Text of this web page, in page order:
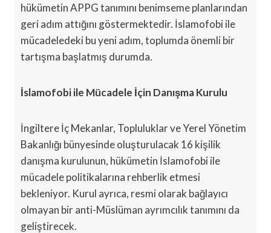
hükümetin APPG tanımını benimseme planlarından
geri adım attığını göstermektedir. İslamofobi ile
mücadeledeki bu yeni adım, toplumda önemli bir
tartışma başlatmış durumda.
İslamofobi ile Mücadele İçin Danışma Kurulu
İngiltere İç Mekanlar, Topluluklar ve Yerel Yönetim
Bakanlığı bünyesinde oluşturulacak 16 kişilik
danışma kurulunun, hükümetin İslamofobi ile
mücadele politikalarına rehberlik etmesi
bekleniyor. Kurul ayrıca, resmi olarak bağlayıcı
olmayan bir anti-Müslüman ayrımcılık tanımını da
geliştirecek.